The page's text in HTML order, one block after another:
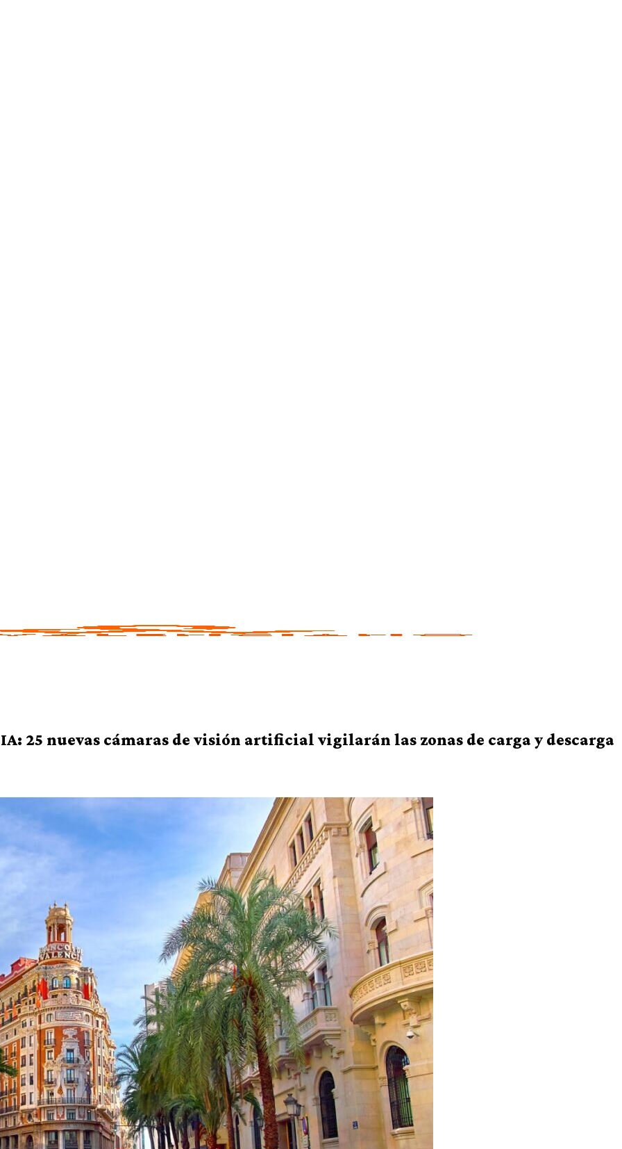
25 nuevas cámaras de visión artificial vigilarán las zonas de carga y descarga